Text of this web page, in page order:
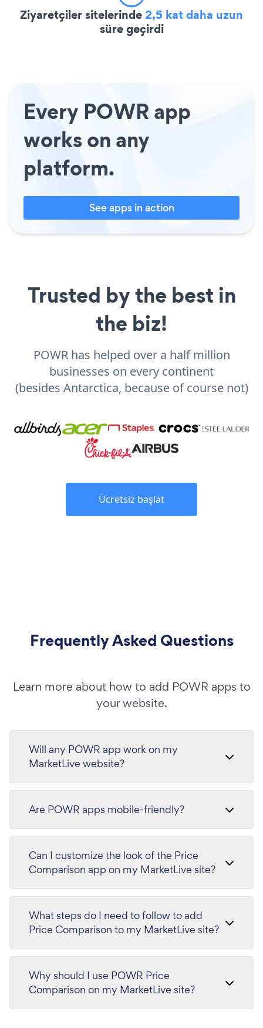
Ziyaretçiler sitelerinde2,5 kat daha uzun
süre geçirdi
Every POWR app
works on any
platform.
See apps in action
Trusted by the best in
the biz!
POWR has helped over a half million
businesses on every continent
(besides Antarctica, because of course not)
Ücretsiz başlat
Frequently Asked Questions
Learn more about how to add POWR apps to
your website.
Will any POWR app work on my
MarketLive website?
Are POWR apps mobile-friendly?
Can I customize the look of the Price
Comparison app on my MarketLive site?
What steps do I need to follow to add
Price Comparison to my MarketLive site?
Why should I use POWR Price
Comparison on my MarketLive site?